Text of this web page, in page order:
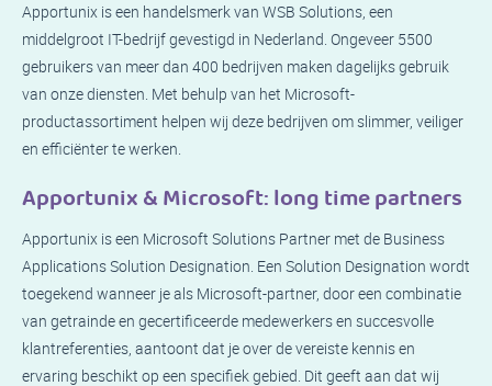
Apportunix is een handelsmerk van WSB Solutions, een
middelgroot IT-bedrijf gevestigd in Nederland. Ongeveer 5500
gebruikers van meer dan 400 bedrijven maken dagelijks gebruik
van onze diensten. Met behulp van het Microsoft-
productassortiment helpen wij deze bedrijven om slimmer, veiliger
en efficiënter te werken.
Apportunix & Microsoft: long time partners
Apportunix is ​​een Microsoft Solutions Partner met de Business
Applications Solution Designation. Een Solution Designation wordt
toegekend wanneer je als Microsoft-partner, door een combinatie
van getrainde en gecertificeerde medewerkers en succesvolle
klantreferenties, aantoont dat je over de vereiste kennis en
ervaring beschikt op een specifiek gebied. Dit geeft aan dat wij